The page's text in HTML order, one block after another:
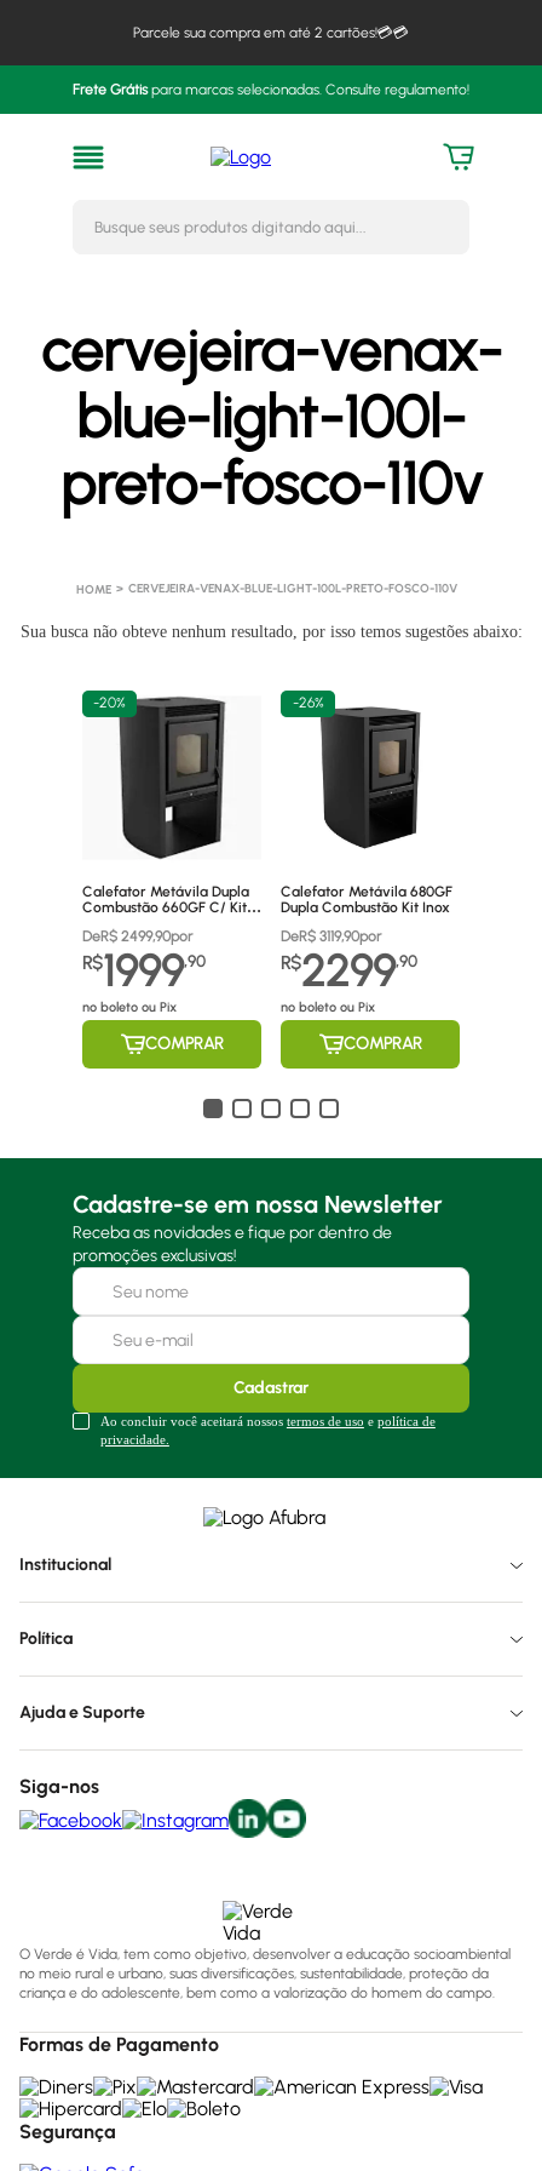
Parcele sua compra em até 2 cartões!💳💳
Frete Grátispara marcas selecionadas. Consulte regulamento!
Busque seus produtos
cervejeira-venax-
blue-light-100l-
preto-fosco-110v
CERVEJEIRA-VENAX-BLUE-LIGHT-100L-PRETO-FOSCO-110V
Sua busca não obteve nenhum resultado, por isso temos sugestões abaixo:
-20%
Calefator Metávila Dupla
Combustão 660GF C/ Kit
DeR$ 2499,90por
R$1999,90
no boleto ou Pix
COMPRAR
-26%
Calefator Metávila 680GF
Dupla Combustão Kit Inox
DeR$ 3119,90por
R$2299,90
no boleto ou Pix
COMPRAR
Cadastre-se em nossa Newsletter
Receba as novidades e fique por dentro de
promoções exclusivas!
Cadastrar
Ao concluir você aceitará nossos termos de uso e política de
privacidade.
Institucional
Política
Ajuda e Suporte
Siga-nos
O Verde é Vida, tem como objetivo, desenvolver a educação socioambiental
no meio rural e urbano, suas diversificações, sustentabilidade, proteção da
criança e do adolescente, bem como a valorização do homem do campo.
Formas de Pagamento
Segurança